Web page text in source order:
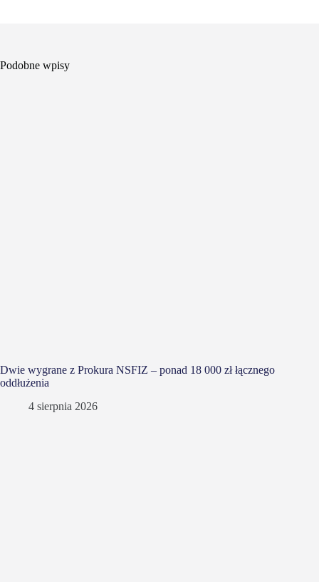
Podobne wpisy
Dwie wygrane z Prokura NSFIZ – ponad 18 000 zł łącznego
oddłużenia
4 sierpnia 2026